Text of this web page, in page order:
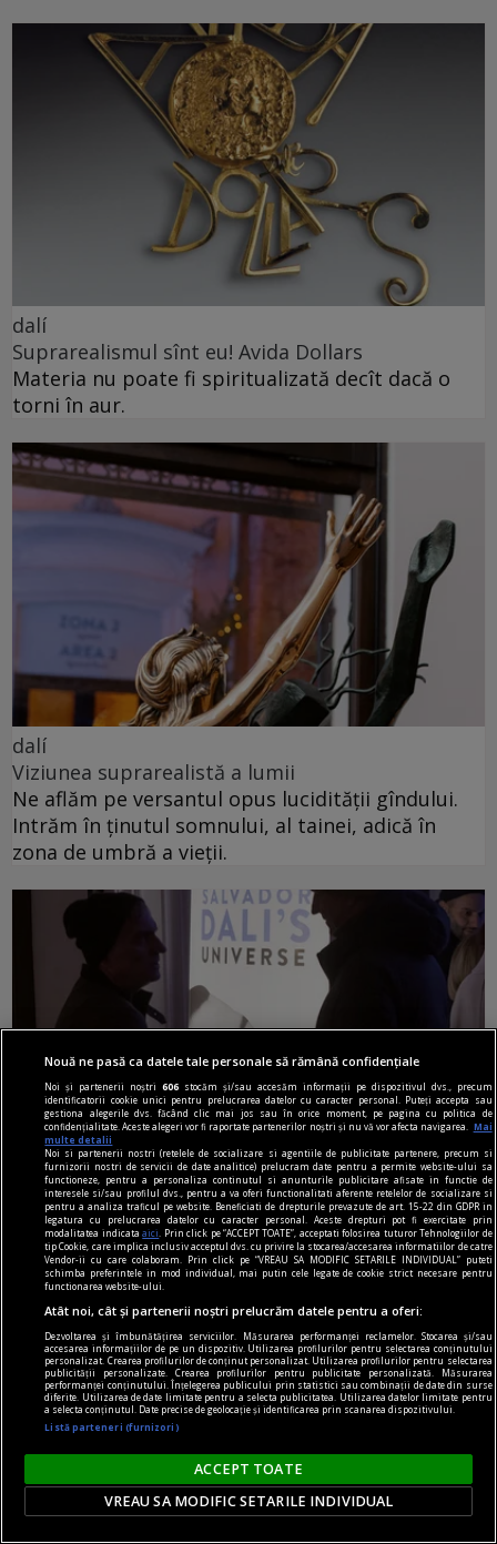
dalí
Suprarealismul sînt eu! Avida Dollars
Materia nu poate fi spiritualizată decît dacă o
torni în aur.
dalí
Viziunea suprarealistă a lumii
Ne aflăm pe versantul opus lucidității gîndului.
Intrăm în ținutul somnului, al tainei, adică în
zona de umbră a vieții.
dalí
Dalí în România?
Dacă ar fi să căutăm influența lui Dalí în arta
românească, este necesar ca mai întîi să
înțelegem cine și ce a fost Salvador Dalí.
Nouă ne pasă ca datele tale personale să rămână confidențiale
Noi și partenerii noștri606 stocăm și/sau accesăm informații pe dispozitivul dvs., precum
identificatorii cookie unici pentru prelucrarea datelor cu caracter personal. Puteți accepta sau
gestiona alegerile dvs. făcând clic mai jos sau în orice moment, pe pagina cu politica de
confidențialitate. Aceste alegeri vor fi raportate partenerilor noștri și nu vă vor afecta navigarea.
Mai
multe detalii
Noi si partenerii nostri (retelele de socializare si agentiile de publicitate partenere, precum si
furnizorii nostri de servicii de date analitice) prelucram date pentru a permite website-ului sa
functioneze, pentru a personaliza continutul si anunturile publicitare afisate in functie de
interesele si/sau profilul dvs., pentru a va oferi functionalitati aferente retelelor de socializare si
pentru a analiza traficul pe website. Beneficiati de drepturile prevazute de art. 15-22 din GDPR in
legatura cu prelucrarea datelor cu caracter personal. Aceste drepturi pot fi exercitate prin
modalitatea indicataaici
. Prin click pe “ACCEPT TOATE”, acceptati folosirea tuturor Tehnologiilor de
tip Cookie, care implica inclusiv acceptul dvs. cu privire la stocarea/accesarea informatiilor de catre
Vendor-ii cu care colaboram. Prin click pe “VREAU SA MODIFIC SETARILE INDIVIDUAL” puteti
schimba preferintele in mod individual, mai putin cele legate de cookie strict necesare pentru
functionarea website-ului.
Atât noi, cât și partenerii noștri prelucrăm datele pentru a oferi:
Dezvoltarea și îmbunătățirea serviciilor. Măsurarea performanței reclamelor. Stocarea și/sau
accesarea informațiilor de pe un dispozitiv. Utilizarea profilurilor pentru selectarea conținutului
personalizat. Crearea profilurilor de conținut personalizat. Utilizarea profilurilor pentru selectarea
publicității personalizate. Crearea profilurilor pentru publicitate personalizată. Măsurarea
performanței conținutului. Înțelegerea publicului prin statistici sau combinații de date din surse
diferite. Utilizarea de date limitate pentru a selecta publicitatea. Utilizarea datelor limitate pentru
a selecta conținutul. Date precise de geolocație și identificarea prin scanarea dispozitivului.
Listă parteneri (furnizori)
ACCEPT TOATE
VREAU SA MODIFIC SETARILE INDIVIDUAL